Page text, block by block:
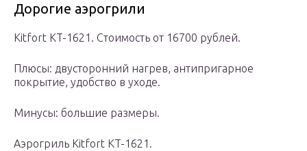
Дорогие аэрогрили
Kitfort KT-1621. Стоимость от 16700 рублей.
Плюсы: двусторонний нагрев, антипригарное
покрытие, удобство в уходе.
Минусы: большие размеры.
Аэрогриль Kitfort KT-1621.